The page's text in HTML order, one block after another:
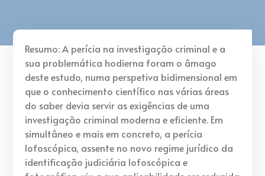
Resumo: A perícia na investigação criminal e a
sua problemática hodierna foram o âmago
deste estudo, numa perspetiva bidimensional em
que o conhecimento científico nas várias áreas
do saber devia servir as exigências de uma
investigação criminal moderna e eficiente. Em
simultâneo e mais em concreto, a perícia
lofoscópica, assente no novo regime jurídico da
identificação judiciária lofoscópica e